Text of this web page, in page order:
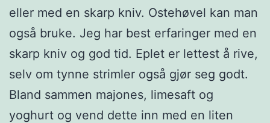
eller med en skarp kniv. Ostehøvel kan man
også bruke. Jeg har best erfaringer med en
skarp kniv og god tid. Eplet er lettest å rive,
selv om tynne strimler også gjør seg godt.
Bland sammen majones, limesaft og
yoghurt og vend dette inn med en liten